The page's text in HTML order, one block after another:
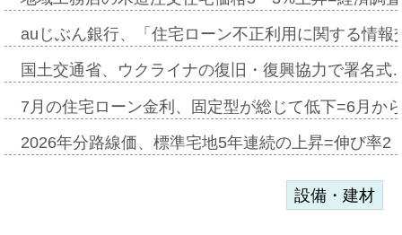
auじぶん銀行、「住宅ローン不正利用に関する情
国土交通省、ウクライナの復旧・復興協力で署名
7月の住宅ローン金利、固定型が総じて低下=6月か
2026年分路線価、標準宅地5年連続の上昇=伸び率
設備・建材